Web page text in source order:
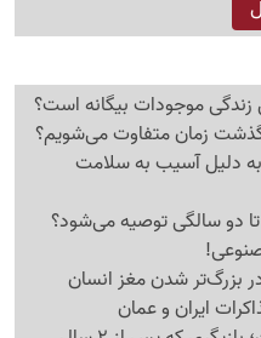
زندگی موجودات بیگانه است؟
گذشت زمان متفاوت می‌شویم؟
به دلیل آسیب به سلامت
دو سالگی توصیه می‌شود؟
بزرگ‌تر شدن مغز انسان
ایران و عمان